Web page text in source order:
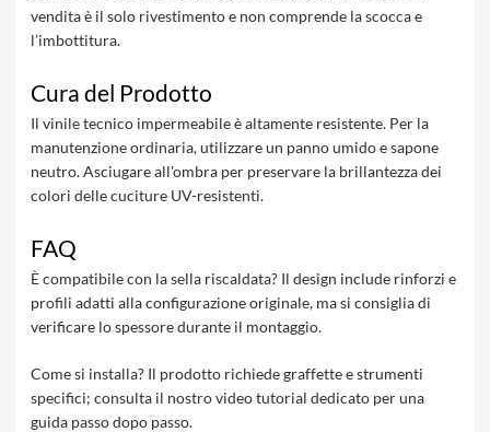
vendita è il solo rivestimento e non comprende la scocca e
l’imbottitura.
Cura del Prodotto
Il vinile tecnico impermeabile è altamente resistente. Per la
manutenzione ordinaria, utilizzare un panno umido e sapone
neutro. Asciugare all'ombra per preservare la brillantezza dei
colori delle cuciture UV-resistenti.
FAQ
È compatibile con la sella riscaldata? Il design include rinforzi e
profili adatti alla configurazione originale, ma si consiglia di
verificare lo spessore durante il montaggio.
Come si installa? Il prodotto richiede graffette e strumenti
specifici; consulta il nostro video tutorial dedicato per una
guida passo dopo passo.